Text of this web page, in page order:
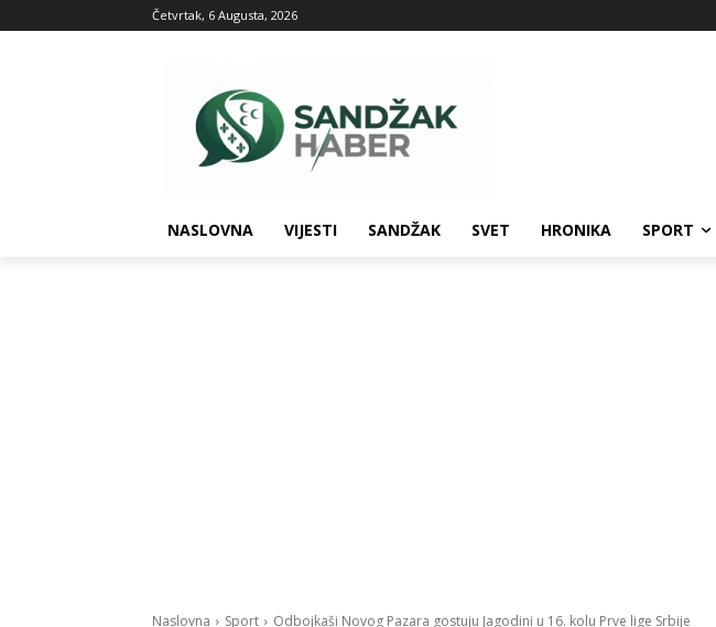
Četvrtak, 6 Augusta, 2026
NASLOVNA VIJESTI SANDŽAK SVET HRONIKA SPORT
Naslovna Sport Odbojkaši Novog Pazara gostuju Jagodini u 16. kolu Prve lige Srbije